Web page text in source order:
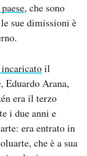
, che sono
sue dimissioni è
il
Eduardo Arana,
era il terzo
i due anni e
era entrato in
che è a sua